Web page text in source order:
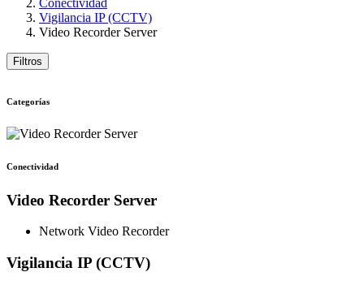
Vigilancia IP (CCTV)
Video Recorder Server
Filtros
Categorías
Conectividad
Video Recorder Server
Network Video Recorder
Vigilancia IP (CCTV)